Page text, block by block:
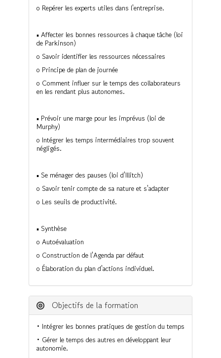
o Repérer les experts utiles dans l'entreprise.
▪ Affecter les bonnes ressources à chaque tâche (loi
de Parkinson)
o Savoir identifier les ressources nécessaires
o Principe de plan de journée
o Comment influer sur le temps des collaborateurs
en les rendant plus autonomes.
▪ Prévoir une marge pour les imprévus (loi de
Murphy)
o Intégrer les temps intermédiaires trop souvent
négligés.
▪ Se ménager des pauses (loi d'Illitch)
o Savoir tenir compte de sa nature et s'adapter
o Les seuils de productivité.
▪ Synthèse
o Autoévaluation
o Construction de l'Agenda par défaut
o Élaboration du plan d'actions individuel.
Objectifs de la formation
• Intégrer les bonnes pratiques de gestion du temps
• Gérer le temps des autres en développant leur
autonomie.